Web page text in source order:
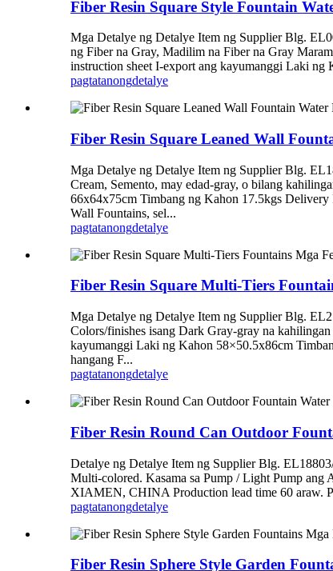
Fiber Resin Square Style Fountain
Mga Detalye ng Detalye Item ng Supplier Blg.
ng Fiber na Gray, Madilim na Fiber na Gray
instruction sheet I-export ang kayumanggi Laki
pagtatanongdetalye
Fiber Resin Square Leaned Wall
Mga Detalye ng Detalye Item ng Supplier Blg.
Cream, Semento, may edad-gray, o bilang
66x64x75cm Timbang ng Kahon 17.5kgs
Wall Fountains, sel...
pagtatanongdetalye
Fiber Resin Square Multi-Tiers
Mga Detalye ng Detalye Item ng Supplier Blg.
Colors/finishes isang Dark Gray-gray na
kayumanggi Laki ng Kahon 58×50.5x86cm
hangang F...
pagtatanongdetalye
Fiber Resin Round Can Outdoor
Detalye ng Detalye Item ng Supplier Blg.
Multi-colored. Kasama sa Pump / Light Pump
XIAMEN, CHINA Production lead time 60 araw.
pagtatanongdetalye
Fiber Resin Sphere Style Garden